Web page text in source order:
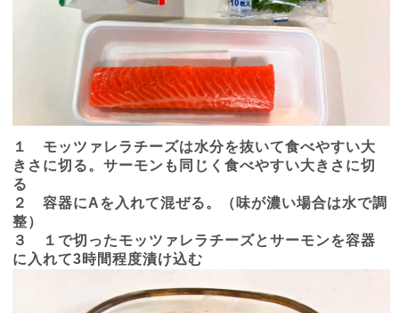
１ モッツァレラチーズは水分を抜いて食べやすい大
きさに切る。サーモンも同じく食べやすい大きさに切
る
２ 容器にAを入れて混ぜる。（味が濃い場合は水で調
整）
３ １で切ったモッツァレラチーズとサーモンを容器
に入れて3時間程度漬け込む